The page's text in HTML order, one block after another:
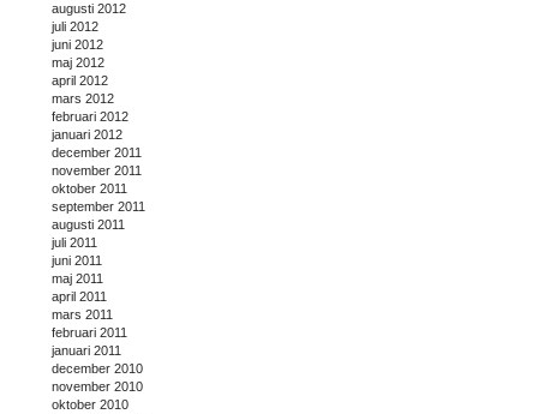
augusti 2012
juli 2012
juni 2012
maj 2012
april 2012
mars 2012
februari 2012
januari 2012
december 2011
november 2011
oktober 2011
september 2011
augusti 2011
juli 2011
juni 2011
maj 2011
april 2011
mars 2011
februari 2011
januari 2011
december 2010
november 2010
oktober 2010